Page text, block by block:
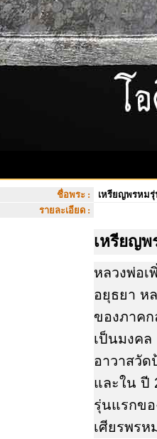
ชื่อพระ :
เหรียญพรหมรุ่
รายละเอียด :
เหรียญพ
หลวงพ่อเ
อยุธยา ห
ของภาค
เป็นมงค
อาวาสวัด
และใน ปี
รุ่นแรกข
เศียรพร